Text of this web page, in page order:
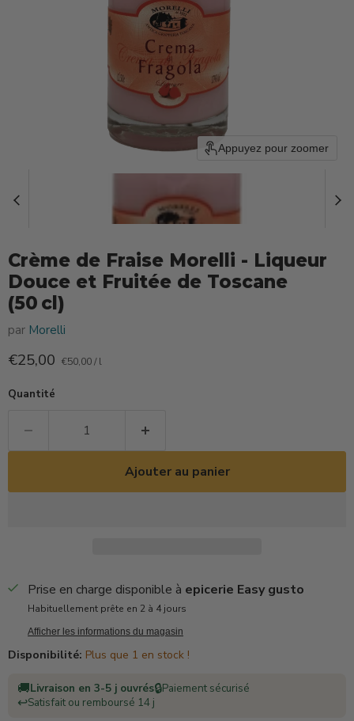
Appuyez pour zoomer
Crème de Fraise Morelli - Liqueur
Douce et Fruitée de Toscane
(50 cl)
par Morelli
Prix actuel
€25,00 €50,00/l
Quantité
Ajouter au panier
Prise en charge disponible à epicerie Easy gusto
Habituellement prête en 2 à 4 jours
Afficher les informations du magasin
Disponibilité: Plus que 1 en stock !
🚚Livraison en 3-5 j ouvrés🔒Paiement sécurisé
↩️Satisfait ou remboursé 14 j